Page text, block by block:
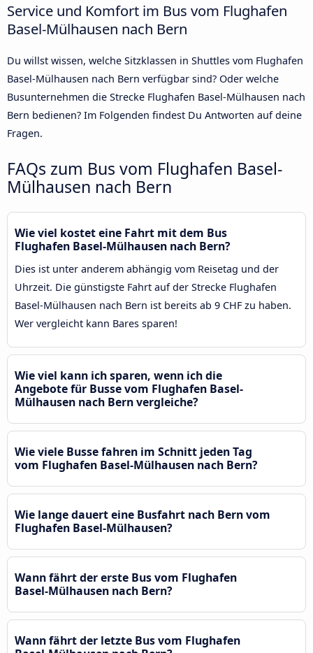
Service und Komfort im Bus vom Flughafen
Basel-Mülhausen nach Bern
Du willst wissen, welche Sitzklassen in Shuttles vom Flughafen
Basel-Mülhausen nach Bern verfügbar sind? Oder welche
Busunternehmen die Strecke Flughafen Basel-Mülhausen nach
Bern bedienen? Im Folgenden findest Du Antworten auf deine
Fragen.
FAQs zum Bus vom Flughafen Basel-
Mülhausen nach Bern
Wie viel kostet eine Fahrt mit dem Bus
Flughafen Basel-Mülhausen nach Bern?
Dies ist unter anderem abhängig vom Reisetag und der
Uhrzeit. Die günstigste Fahrt auf der Strecke Flughafen
Basel-Mülhausen nach Bern ist bereits ab 9 CHF zu haben.
Wer vergleicht kann Bares sparen!
Wie viel kann ich sparen, wenn ich die
Angebote für Busse vom Flughafen Basel-
Mülhausen nach Bern vergleiche?
Wie viele Busse fahren im Schnitt jeden Tag
vom Flughafen Basel-Mülhausen nach Bern?
Wie lange dauert eine Busfahrt nach Bern vom
Flughafen Basel-Mülhausen?
Wann fährt der erste Bus vom Flughafen
Basel-Mülhausen nach Bern?
Wann fährt der letzte Bus vom Flughafen